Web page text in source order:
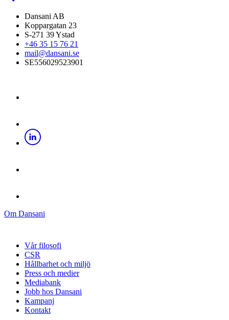
Dansani AB
Koppargatan 23
S-271 39 Ystad
+46 35 15 76 21
mail@dansani.se
SE556029523901
Om Dansani
Vår filosofi
CSR
Hållbarhet och miljö
Press och medier
Mediabank
Jobb hos Dansani
Kampanj
Kontakt